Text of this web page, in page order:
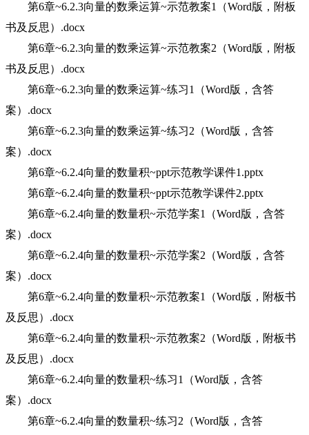
第6章~6.2.3向量的数乘运算~示范教案1（Word版，附板
书及反思）.docx
第6章~6.2.3向量的数乘运算~示范教案2（Word版，附板
书及反思）.docx
第6章~6.2.3向量的数乘运算~练习1（Word版，含答
案）.docx
第6章~6.2.3向量的数乘运算~练习2（Word版，含答
案）.docx
第6章~6.2.4向量的数量积~ppt示范教学课件1.pptx
第6章~6.2.4向量的数量积~ppt示范教学课件2.pptx
第6章~6.2.4向量的数量积~示范学案1（Word版，含答
案）.docx
第6章~6.2.4向量的数量积~示范学案2（Word版，含答
案）.docx
第6章~6.2.4向量的数量积~示范教案1（Word版，附板书
及反思）.docx
第6章~6.2.4向量的数量积~示范教案2（Word版，附板书
及反思）.docx
第6章~6.2.4向量的数量积~练习1（Word版，含答
案）.docx
第6章~6.2.4向量的数量积~练习2（Word版，含答